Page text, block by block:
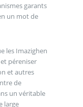
garants
un mot de
les Imazighen
péreniser
et autres
de
un véritable
large